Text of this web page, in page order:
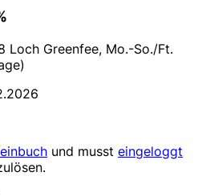
Loch Greenfee, Mo.-So./Ft.
und musst eingeloggt